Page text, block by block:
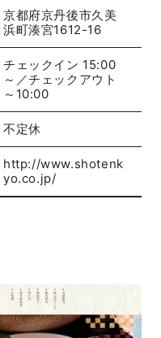
京都府京丹後市久美
浜町湊宮1612-16
チェックイン 15:00
～／チェックアウト
～10:00
不定休
http://www.shotenk
yo.co.jp/